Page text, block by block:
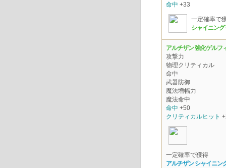
命中 +33
一定確率で
シャイニン
アルチザン 強化ゲルフ
攻撃力
物理クリティカル
命中
武器防御
魔法増幅力
魔法命中
命中 +50
クリティカルヒット
一定確率で獲得
アルチザン シャイニン